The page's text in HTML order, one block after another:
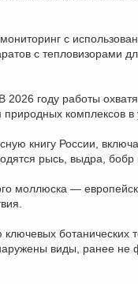
с
с тепловизорами
году работы
комплексов
книгу России,
рысь, выдра, бобр
моллюска —
ботанических
виды, ранее не